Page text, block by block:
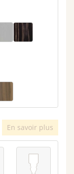
En savoir plus